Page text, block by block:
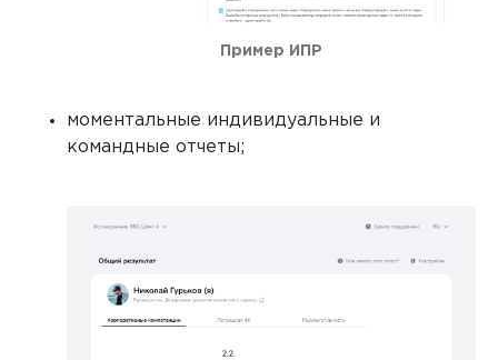
Пример ИПР
моментальные индивидуальные и
командные отчеты;